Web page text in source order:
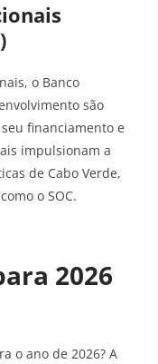
o Banco
são
financiamento e
impulsionam a
de Cabo Verde,
o SOC.
2026
o ano de 2026? A